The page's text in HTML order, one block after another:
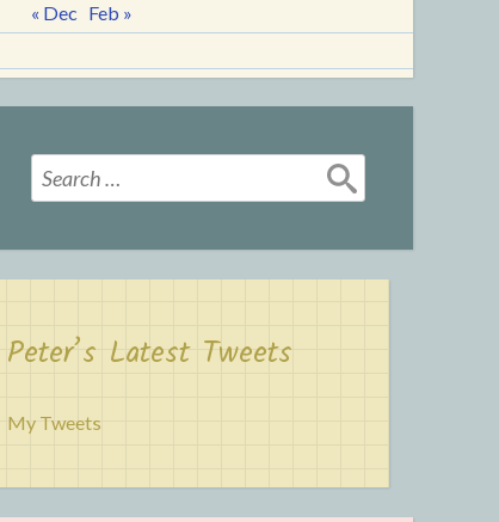
« Dec Feb »
Search
for:
Peter’s Latest Tweets
My Tweets